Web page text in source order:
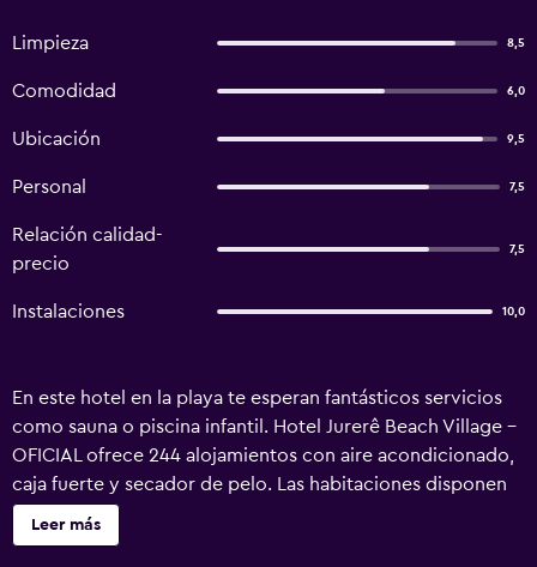
Limpieza 8,5
Comodidad 6,0
Ubicación 9,5
Personal 7,5
Relación calidad-
precio
7,5
Instalaciones 10,0
En este hotel en la playa te esperan fantásticos servicios
como sauna o piscina infantil. Hotel Jurerê Beach Village -
OFICIAL ofrece 244 alojamientos con aire acondicionado,
caja fuerte y secador de pelo. Las habitaciones disponen
de balcón. Se ofrece televisión por cable. Este hotel en
Florianópolis ofrece acceso a Internet wifi gratis. Se
Leer más